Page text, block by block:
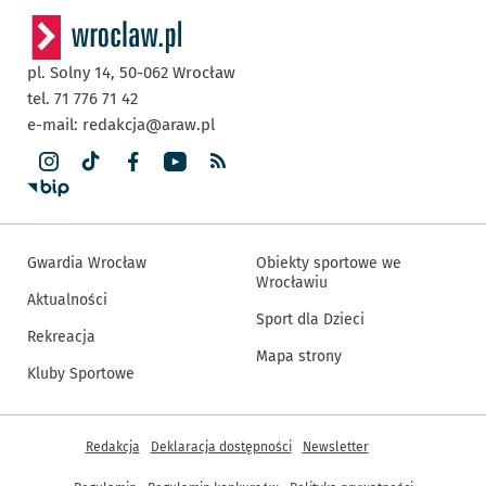
pl. Solny 14, 50-062 Wrocław
tel. 71 776 71 42
e-mail: redakcja@araw.pl
Gwardia Wrocław
Aktualności
Rekreacja
Kluby Sportowe
Obiekty sportowe we
Wrocławiu
Sport dla Dzieci
Mapa strony
Inne informacje
Redakcja Deklaracja dostępności Newsletter